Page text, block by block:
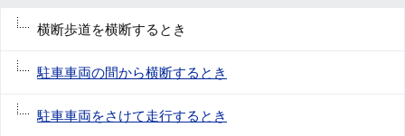
横断歩道を横断するとき
駐車車両の間から横断するとき
駐車車両をさけて走行するとき